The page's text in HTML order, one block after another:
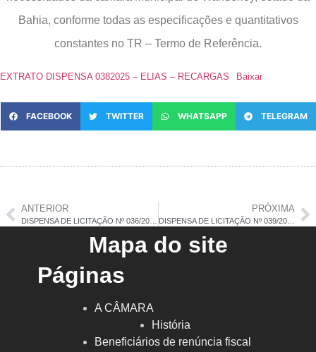
Bahia, conforme todas as especificações e quantitativos
constantes no TR – Termo de Referência.
EXTRATO DISPENSA 0382025 – ELIAS – RECARGAS Baixar
FACEBOOK TWITTER WHATSAPP TELEGRAM
ANTERIOR PRÓXIMA
DISPENSA DE LICITAÇÃO Nº 039/2025 – AUTORIZAÇÃO
Mapa do site
Páginas
A CÂMARA
História
Beneficiários de renúncia fiscal